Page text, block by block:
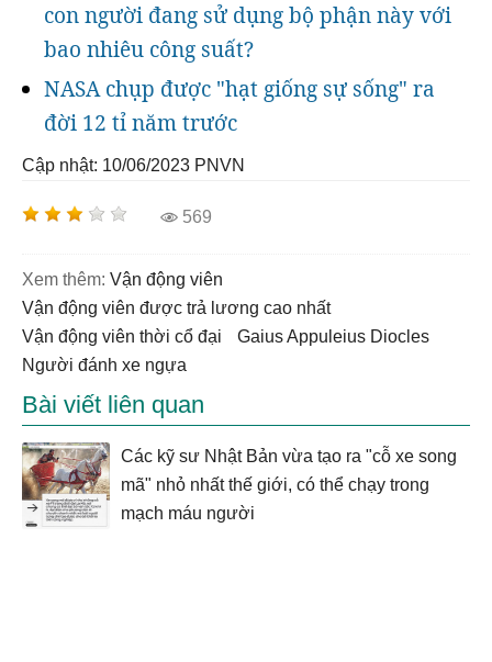
con người đang sử dụng bộ phận này với
bao nhiêu công suất?
NASA chụp được "hạt giống sự sống" ra
đời 12 tỉ năm trước
Cập nhật: 10/06/2023 PNVN
569
Xem thêm:
vận động viên
vận động viên được trả lương cao nhất
vận động viên thời cổ đại
Gaius Appuleius Diocles
người đánh xe ngựa
Bài viết liên quan
Các kỹ sư Nhật Bản vừa tạo ra "cỗ xe song
mã" nhỏ nhất thế giới, có thể chạy trong
mạch máu người